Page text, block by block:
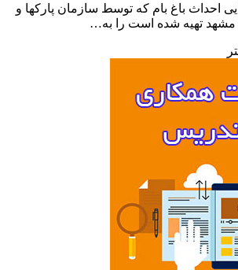
باغ بام که توسط سازمان پارکها و
شده است را به…